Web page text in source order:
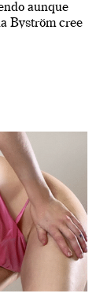
aunque
Byström cree
[…]